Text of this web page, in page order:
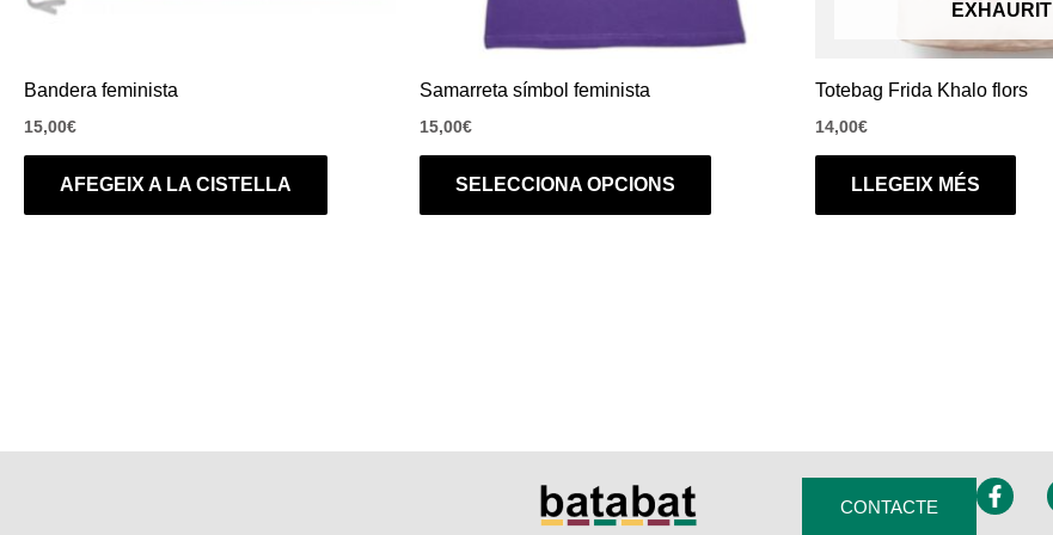
Bandera feminista
15,00€
AFEGEIX A LA CISTELLA
Samarreta símbol feminista
15,00€
SELECCIONA OPCIONS
producte
EXHAURIT
Totebag Frida Khalo flors
14,00€
LLEGEIX MÉS
CONTACTE
F
a